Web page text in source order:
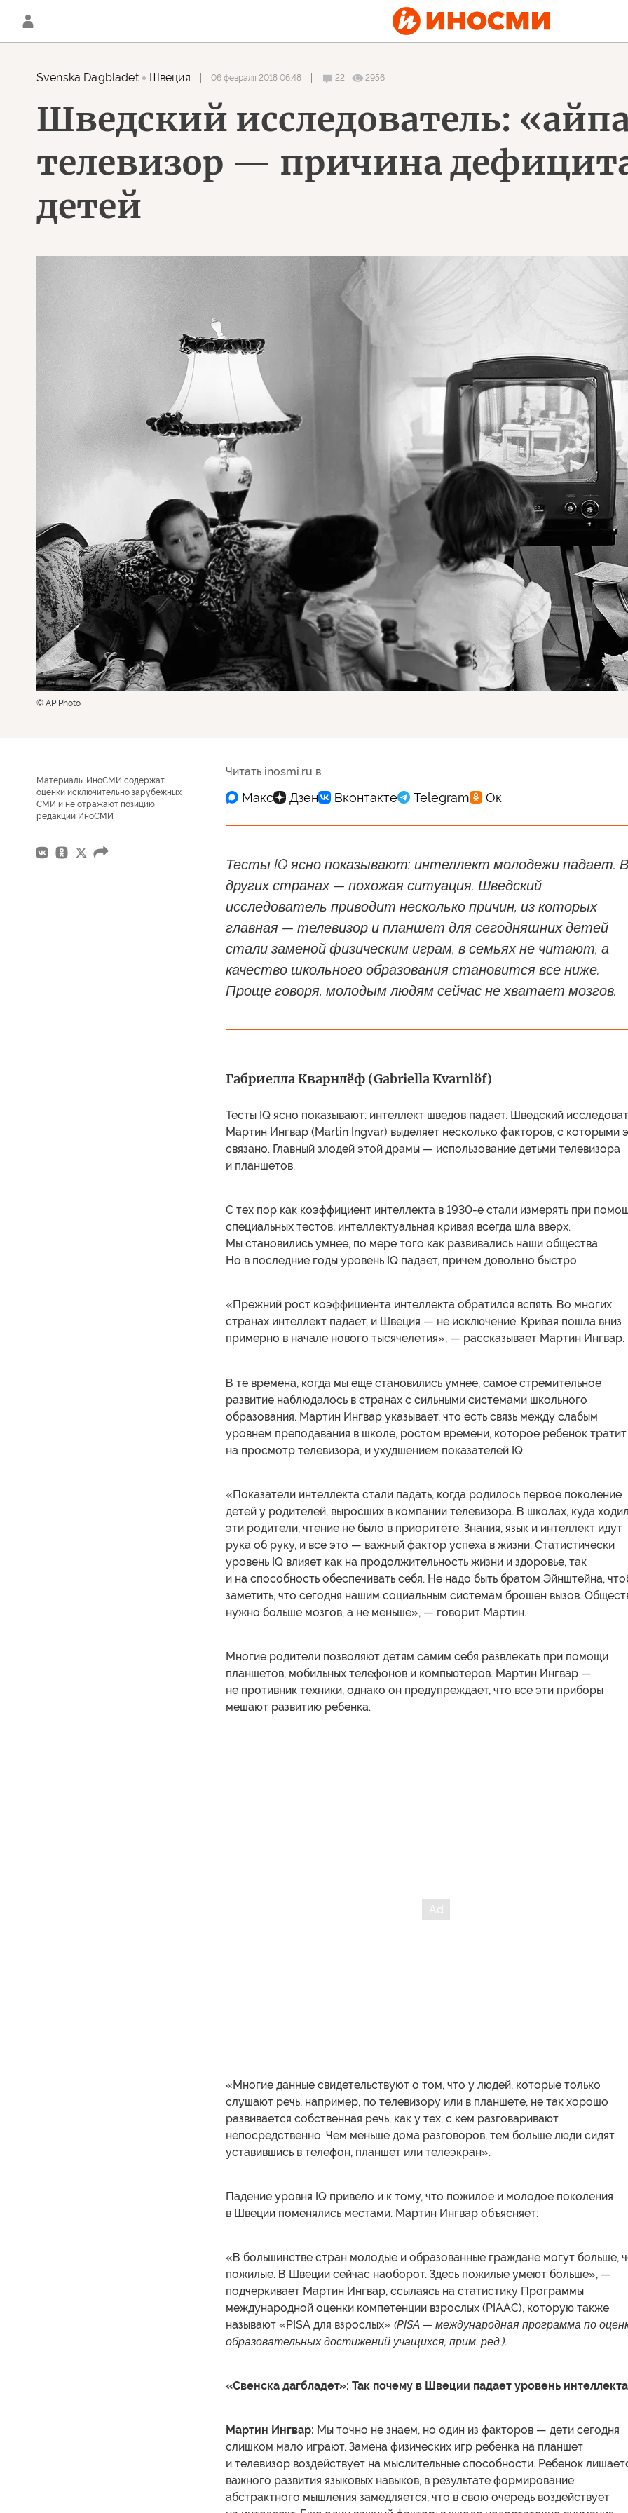
Svenska Dagbladet Швеция 06 февраля 2018 06:48 22 2956
Шведский исследователь:
телевизор — причина
детей
© AP Photo
Материалы ИноСМИ содержат
оценки исключительно зарубежных
СМИ и не отражают позицию
редакции ИноСМИ
Читать inosmi.ru в
Тесты IQ ясно показывают: интеллект молодежи падает. В
других странах — похожая ситуация. Шведский
исследователь приводит несколько причин, из которых
главная — телевизор и планшет для сегодняшних детей
стали заменой физическим играм, в семьях не читают, а
качество школьного образования становится все ниже.
Проще говоря, молодым людям сейчас не хватает мозгов.
Габриелла Кварнлёф (Gabriella Kvarnlöf)
Тесты IQ ясно показывают: интеллект шведов падает. Шведский
Мартин Ингвар (Martin Ingvar) выделяет несколько факторов, с которыми
связано. Главный злодей этой драмы — использование детьми телевизора
и планшетов.
С тех пор как коэффициент интеллекта в 1930-е стали измерять при
специальных тестов, интеллектуальная кривая всегда шла вверх.
Мы становились умнее, по мере того как развивались наши общества.
Но в последние годы уровень IQ падает, причем довольно быстро.
«Прежний рост коэффициента интеллекта обратился вспять. Во многих
странах интеллект падает, и Швеция — не исключение. Кривая пошла вниз
примерно в начале нового тысячелетия», — рассказывает Мартин Ингвар.
В те времена, когда мы еще становились умнее, самое стремительное
развитие наблюдалось в странах с сильными системами школьного
образования. Мартин Ингвар указывает, что есть связь между слабым
уровнем преподавания в школе, ростом времени, которое ребенок тратит
на просмотр телевизора, и ухудшением показателей IQ.
«Показатели интеллекта стали падать, когда родилось первое поколение
детей у родителей, выросших в компании телевизора. В школах, куда
эти родители, чтение не было в приоритете. Знания, язык и интеллект идут
рука об руку, и все это — важный фактор успеха в жизни. Статистически
уровень IQ влияет как на продолжительность жизни и здоровье, так
и на способность обеспечивать себя. Не надо быть братом Эйнштейна,
заметить, что сегодня нашим социальным системам брошен вызов.
нужно больше мозгов, а не меньше», — говорит Мартин.
Многие родители позволяют детям самим себя развлекать при помощи
планшетов, мобильных телефонов и компьютеров. Мартин Ингвар —
не противник техники, однако он предупреждает, что все эти приборы
мешают развитию ребенка.
«Многие данные свидетельствуют о том, что у людей, которые только
слушают речь, например, по телевизору или в планшете, не так хорошо
развивается собственная речь, как у тех, с кем разговаривают
непосредственно. Чем меньше дома разговоров, тем больше люди сидят
уставившись в телефон, планшет или телеэкран».
Падение уровня IQ привело и к тому, что пожилое и молодое поколения
в Швеции поменялись местами. Мартин Ингвар объясняет:
«В большинстве стран молодые и образованные граждане могут больше,
пожилые. В Швеции сейчас наоборот. Здесь пожилые умеют больше», —
подчеркивает Мартин Ингвар, ссылаясь на статистику Программы
международной оценки компетенции взрослых (PIAAC), которую также
называют «PISA для взрослых» (PISA — международная программа по
образовательных достижений учащихся, прим. ред.).
«Свенска дагбладет»: Так почему в Швеции падает уровень
Мартин Ингвар: Мы точно не знаем, но один из факторов — дети сегодня
слишком мало играют. Замена физических игр ребенка на планшет
и телевизор воздействует на мыслительные способности. Ребенок
важного развития языковых навыков, в результате формирование
абстрактного мышления замедляется, что в свою очередь воздействует